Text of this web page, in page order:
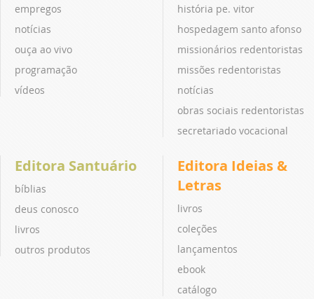
empregos
notícias
ouça ao vivo
programação
vídeos
história pe. vitor
hospedagem santo afonso
missionários redentoristas
missões redentoristas
notícias
obras sociais redentoristas
secretariado vocacional
Editora Santuário
bíblias
deus conosco
livros
outros produtos
Editora Ideias &
Letras
livros
coleções
lançamentos
ebook
catálogo